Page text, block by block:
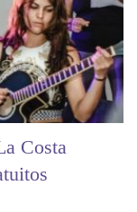
Costa